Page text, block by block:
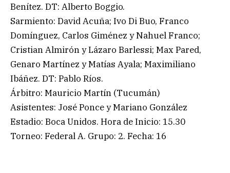
Benítez. DT: Alberto Boggio.
Sarmiento: David Acuña; Ivo Di Buo, Franco
Domínguez, Carlos Giménez y Nahuel Franco;
Cristian Almirón y Lázaro Barlessi; Max Pared,
Genaro Martínez y Matías Ayala; Maximiliano
Ibáñez. DT: Pablo Ríos.
Árbitro: Mauricio Martín (Tucumán)
Asistentes: José Ponce y Mariano González
Estadio: Boca Unidos. Hora de Inicio: 15.30
Torneo: Federal A. Grupo: 2. Fecha: 16